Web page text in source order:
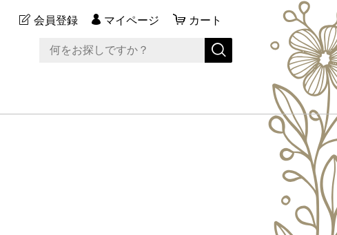
会員登録 マイページ カート